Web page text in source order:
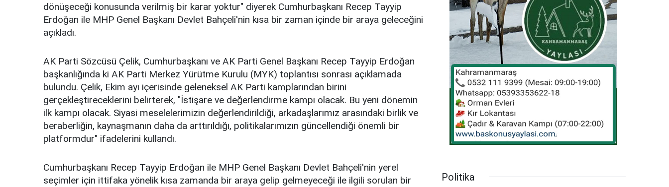
dönüşeceği konusunda verilmiş bir karar yoktur" diyerek Cumhurbaşkanı Recep Tayyip
Erdoğan ile MHP Genel Başkanı Devlet Bahçeli'nin kısa bir zaman içinde bir araya geleceğini
açıkladı.
AK Parti Sözcüsü Çelik, Cumhurbaşkanı ve AK Parti Genel Başkanı Recep Tayyip Erdoğan
başkanlığında ki AK Parti Merkez Yürütme Kurulu (MYK) toplantısı sonrası açıklamada
bulundu. Çelik, Ekim ayı içerisinde geleneksel AK Parti kamplarından birini
gerçekleştireceklerini belirterek, "İstişare ve değerlendirme kampı olacak. Bu yeni dönemin
ilk kampı olacak. Siyasi meselelerimizin değerlendirildiği, arkadaşlarımız arasındaki birlik ve
beraberliğin, kaynaşmanın daha da arttırıldığı, politikalarımızın güncellendiği önemli bir
platformdur" ifadelerini kullandı.
Cumhurbaşkanı Recep Tayyip Erdoğan ile MHP Genel Başkanı Devlet Bahçeli'nin yerel
seçimler için ittifaka yönelik kısa zamanda bir araya gelip gelmeyeceği ile ilgili sorulan bir
Politika